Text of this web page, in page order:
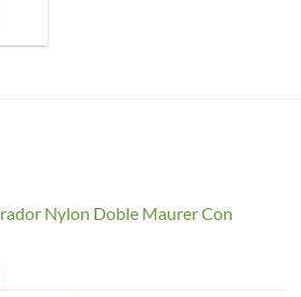
65,35 €
Nylon Doble Maurer Con